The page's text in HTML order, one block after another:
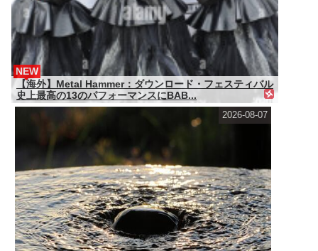
【海外】Metal Hammer：ダウンロード・フェスティバル
史上最高の13のパフォーマンスにBAB...
NEW
2026-08-07